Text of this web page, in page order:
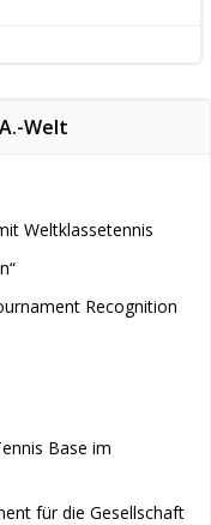
Welt
Weltklassetennis
Recognition
Base im
für die Gesellschaft